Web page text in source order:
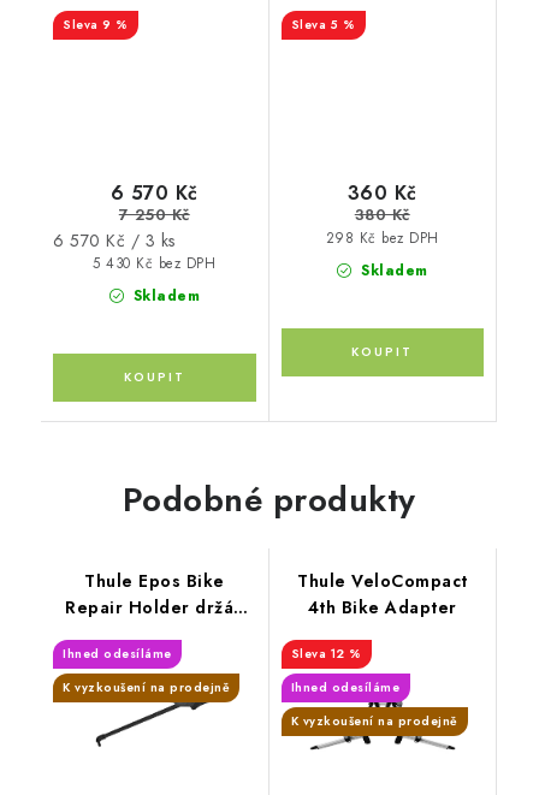
9 %
Skladem
5 430 Kč bez DPH
6 570 Kč
7 250 Kč
Měrná
6 570 Kč / 3 ks
5 %
Skladem
298 Kč bez DPH
360 Kč
380 Kč
Podobné produkty
Thule Epos Bike
Repair Holder držák
pro opravy kol
Ihned odesíláme
K vyzkoušení na prodejně
Thule VeloCompact
4th Bike Adapter
12 %
Ihned odesíláme
K vyzkoušení na prodejně